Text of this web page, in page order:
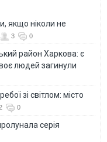
якщо ніколи не
3 0
район Харкова: є
людей загинули
зі світлом: місто
0
серія